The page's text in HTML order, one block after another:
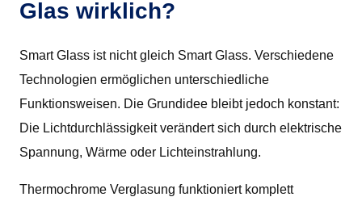
Glas wirklich?
Smart Glass ist nicht gleich Smart Glass. Verschiedene
Technologien ermöglichen unterschiedliche
Funktionsweisen. Die Grundidee bleibt jedoch konstant:
Die Lichtdurchlässigkeit verändert sich durch elektrische
Spannung, Wärme oder Lichteinstrahlung.
Thermochrome Verglasung funktioniert komplett